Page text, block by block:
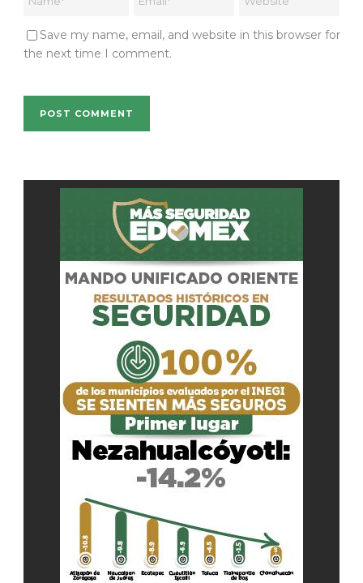
Save my name, email, and website in this browser for
the next time I comment.